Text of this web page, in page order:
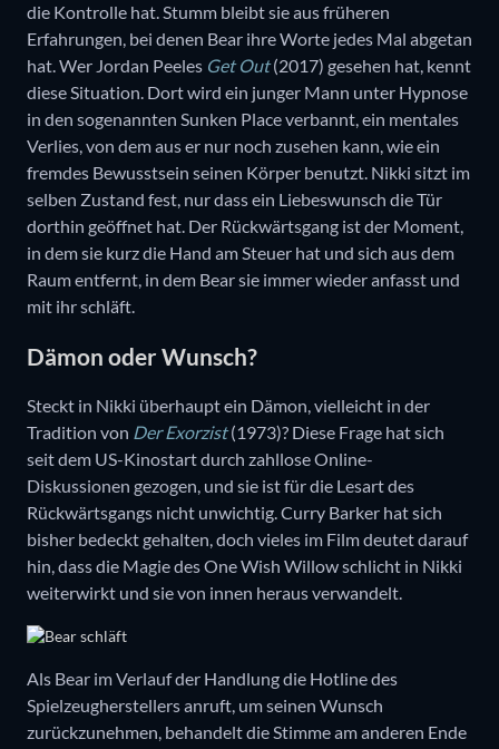
die Kontrolle hat. Stumm bleibt sie aus früheren
Erfahrungen, bei denen Bear ihre Worte jedes Mal abgetan
hat. Wer Jordan Peeles Get Out(2017) gesehen hat, kennt
diese Situation. Dort wird ein junger Mann unter Hypnose
in den sogenannten Sunken Place verbannt, ein mentales
Verlies, von dem aus er nur noch zusehen kann, wie ein
fremdes Bewusstsein seinen Körper benutzt. Nikki sitzt im
selben Zustand fest, nur dass ein Liebeswunsch die Tür
dorthin geöffnet hat. Der Rückwärtsgang ist der Moment,
in dem sie kurz die Hand am Steuer hat und sich aus dem
Raum entfernt, in dem Bear sie immer wieder anfasst und
mit ihr schläft.
Dämon oder Wunsch?
Steckt in Nikki überhaupt ein Dämon, vielleicht in der
Tradition von Der Exorzist(1973)? Diese Frage hat sich
seit dem US-Kinostart durch zahllose Online-
Diskussionen gezogen, und sie ist für die Lesart des
Rückwärtsgangs nicht unwichtig. Curry Barker hat sich
bisher bedeckt gehalten, doch vieles im Film deutet darauf
hin, dass die Magie des One Wish Willow schlicht in Nikki
weiterwirkt und sie von innen heraus verwandelt.
Als Bear im Verlauf der Handlung die Hotline des
Spielzeugherstellers anruft, um seinen Wunsch
zurückzunehmen, behandelt die Stimme am anderen Ende